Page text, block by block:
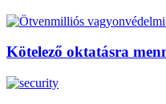
Kötelező oktatásra